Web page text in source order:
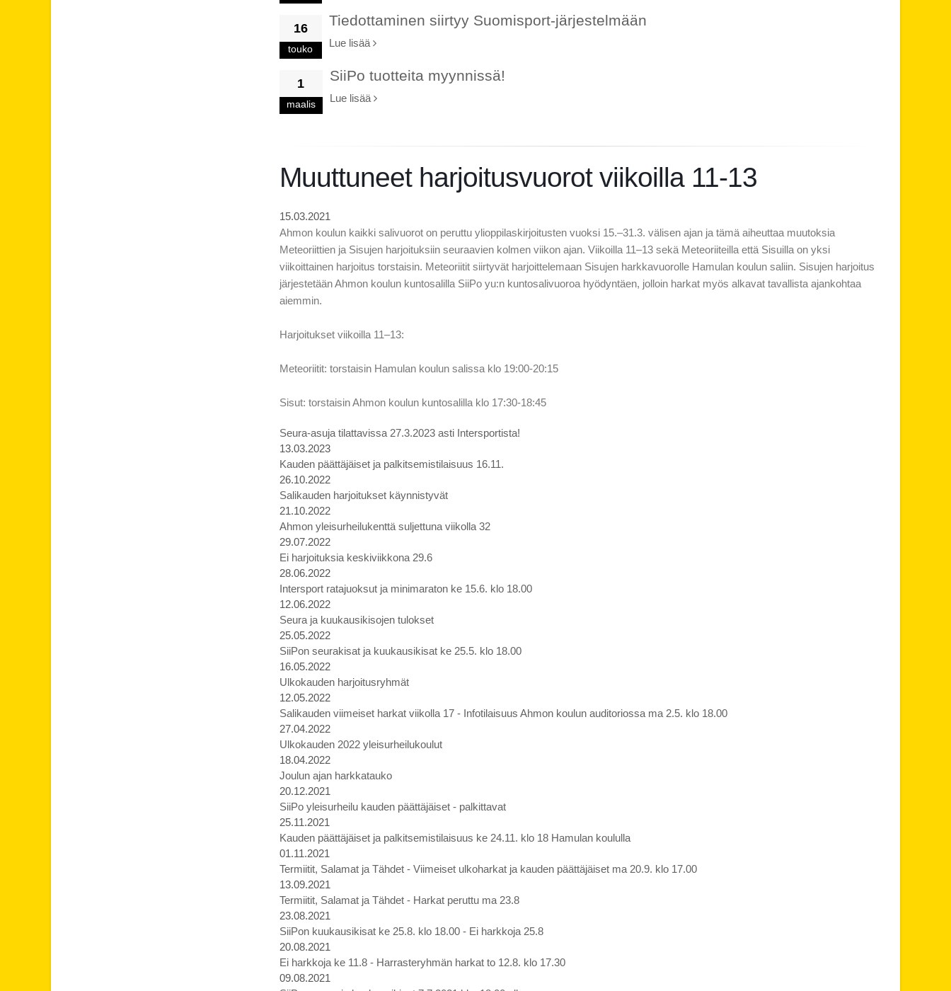
16
touko
Tiedottaminen siirtyy Suomisport-järjestelmään
Lue lisää
1
maalis
SiiPo tuotteita myynnissä!
Lue lisää
Muuttuneet harjoitusvuorot viikoilla 11-13
15.03.2021
Ahmon koulun kaikki salivuorot on peruttu ylioppilaskirjoitusten vuoksi 15.–31.3. välisen ajan ja tämä aiheuttaa muutoksia
Meteoriittien ja Sisujen harjoituksiin seuraavien kolmen viikon ajan. Viikoilla 11–13 sekä Meteoriiteilla että Sisuilla on yksi
viikoittainen harjoitus torstaisin. Meteoriitit siirtyvät harjoittelemaan Sisujen harkkavuorolle Hamulan koulun saliin. Sisujen harjoitus
järjestetään Ahmon koulun kuntosalilla SiiPo yu:n kuntosalivuoroa hyödyntäen, jolloin harkat myös alkavat tavallista ajankohtaa
aiemmin.
Harjoitukset viikoilla 11–13:
Meteoriitit: torstaisin Hamulan koulun salissa klo 19:00-20:15
Sisut: torstaisin Ahmon koulun kuntosalilla klo 17:30-18:45
Seura-asuja tilattavissa 27.3.2023 asti Intersportista!
13.03.2023
Kauden päättäjäiset ja palkitsemistilaisuus 16.11.
26.10.2022
Salikauden harjoitukset käynnistyvät
21.10.2022
Ahmon yleisurheilukenttä suljettuna viikolla 32
29.07.2022
Ei harjoituksia keskiviikkona 29.6
28.06.2022
Intersport ratajuoksut ja minimaraton ke 15.6. klo 18.00
12.06.2022
Seura ja kuukausikisojen tulokset
25.05.2022
SiiPon seurakisat ja kuukausikisat ke 25.5. klo 18.00
16.05.2022
Ulkokauden harjoitusryhmät
12.05.2022
Salikauden viimeiset harkat viikolla 17 - Infotilaisuus Ahmon koulun auditoriossa ma 2.5. klo 18.00
27.04.2022
Ulkokauden 2022 yleisurheilukoulut
18.04.2022
Joulun ajan harkkatauko
20.12.2021
SiiPo yleisurheilu kauden päättäjäiset - palkittavat
25.11.2021
Kauden päättäjäiset ja palkitsemistilaisuus ke 24.11. klo 18 Hamulan koululla
01.11.2021
Termiitit, Salamat ja Tähdet - Viimeiset ulkoharkat ja kauden päättäjäiset ma 20.9. klo 17.00
13.09.2021
Termiitit, Salamat ja Tähdet - Harkat peruttu ma 23.8
23.08.2021
SiiPon kuukausikisat ke 25.8. klo 18.00 - Ei harkkoja 25.8
20.08.2021
Ei harkkoja ke 11.8 - Harrasteryhmän harkat to 12.8. klo 17.30
09.08.2021